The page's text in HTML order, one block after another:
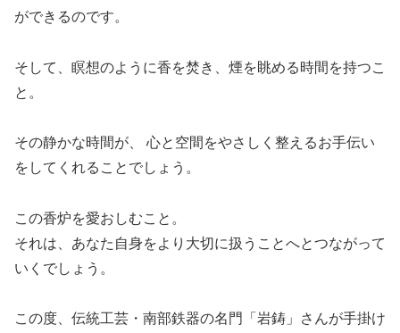
ができるのです。
そして、瞑想のように香を焚き、煙を眺める時間を持つこ
と。
その静かな時間が、 心と空間をやさしく整えるお手伝い
をしてくれることでしょう。
この香炉を愛おしむこと。
それは、あなた自身をより大切に扱うことへとつながって
いくでしょう。
この度、伝統工芸・南部鉄器の名門「岩鋳」さんが手掛け